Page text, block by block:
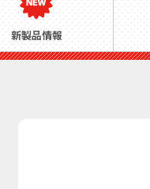
新製品情報